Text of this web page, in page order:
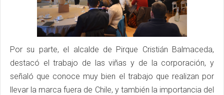
Por su parte, el alcalde de Pirque Cristián Balmaceda,
destacó el trabajo de las viñas y de la corporación, y
señaló que conoce muy bien el trabajo que realizan por
llevar la marca fuera de Chile, y también la importancia del